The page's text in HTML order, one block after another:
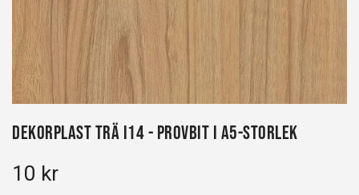
Dekorplast Trä I14 - Provbit i A5-storlek
10 kr